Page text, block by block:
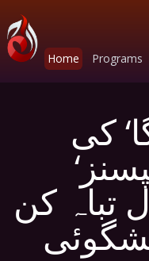
Home Programs
کی
تباہ کن